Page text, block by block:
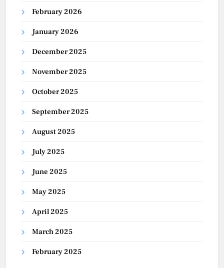
February 2026
January 2026
December 2025
November 2025
October 2025
September 2025
August 2025
July 2025
June 2025
May 2025
April 2025
March 2025
February 2025